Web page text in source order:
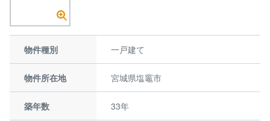
物件種別 一戸建て
物件所在地 宮城県塩竈市
築年数 33年